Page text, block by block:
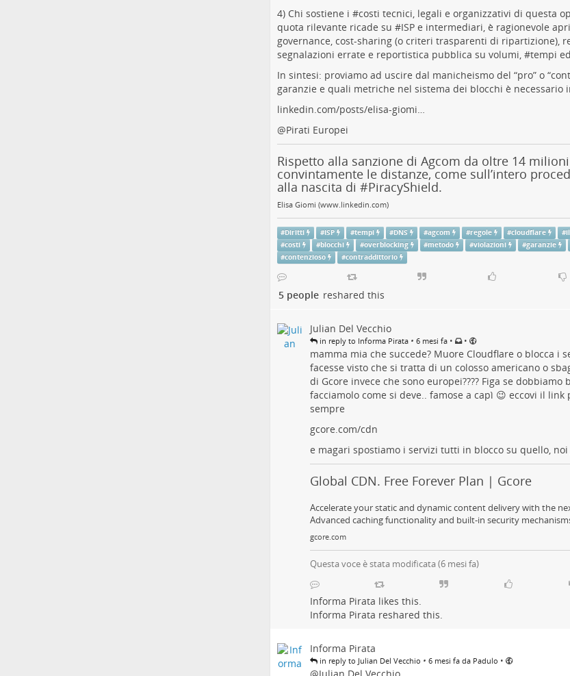
4) Chi sostiene i #costi tecnici, legali e organizzativi di questa
quota rilevante ricade su #ISPe intermediari, è ragionevole
governance, cost-sharing (o criteri trasparenti di ripartizione),
segnalazioni errate e reportistica pubblica su volumi, #tempi
In sintesi: proviamo ad uscire dal manicheismo del “pro” o
garanzie e quali metriche nel sistema dei blocchi è necessario
linkedin.com/posts/elisa-giomi…
@Pirati Europei
Rispetto alla sanzione di Agcom da oltre 14
convintamente le distanze, come sull’intero
alla nascita di #PiracyShield.
Elisa Giomi (www.linkedin.com)
#Diritti #ISP #tempi #DNS #agcom #regole #cloudflare #
#costi #blocchi #overblocking #metodo #violazioni #garanzie
#contenzioso #contraddittorio
5 people reshared this
Julian Del Vecchio
in reply to Informa Pirata • 6 mesi fa • •
mamma mia che succede? Muore Cloudflare o blocca i
facesse visto che si tratta di un colosso americano o
di Gcore invece che sono europei???? Figa se
facciamolo come si deve.. famose a capì 😉 eccovi il
sempre
gcore.com/cdn
e magari spostiamo i servizi tutti in blocco su quello,
Global CDN. Free Forever Plan | Gcore
Accelerate your static and dynamic content delivery with the
Advanced caching functionality and built-in security
gcore.com
Questa voce è stata modificata (6 mesi fa)
Informa Pirata likes this.
Informa Pirata reshared this.
Informa Pirata
in reply to Julian Del Vecchio • 6 mesi fa da Padulo •